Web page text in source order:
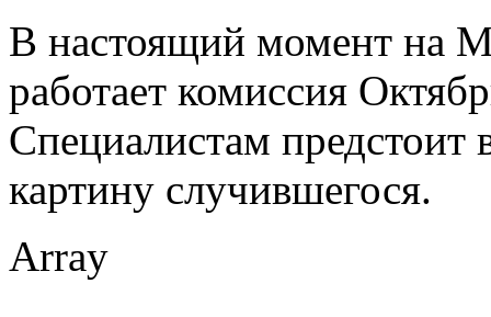
В настоящий момент на
работает комиссия
Специалистам
картину случившегося.
Array